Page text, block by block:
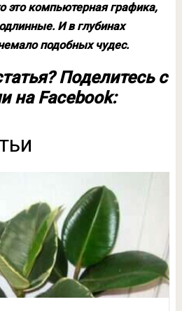
это компьютерная графика,
И в глубинах
подобных чудес.
Поделитесь с
на Facebook: